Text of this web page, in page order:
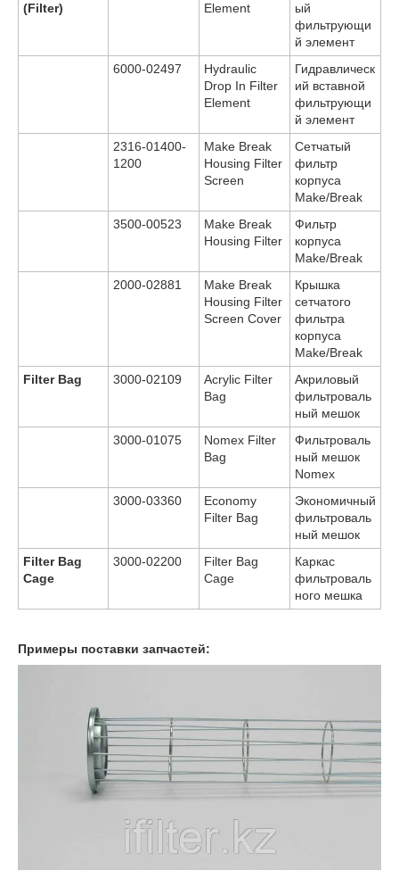
(Filter)
Element
ый
фильтрующи
й элемент
6000-02497
Hydraulic
Drop In Filter
Element
Гидравлическ
ий вставной
фильтрующи
й элемент
2316-01400-
1200
Make Break
Housing Filter
Screen
Сетчатый
фильтр
корпуса
Make/Break
3500-00523
Make Break
Housing Filter
Фильтр
корпуса
Make/Break
2000-02881
Make Break
Housing Filter
Screen Cover
Крышка
сетчатого
фильтра
корпуса
Make/Break
Filter Bag
3000-02109
Acrylic Filter
Bag
Акриловый
фильтроваль
ный мешок
3000-01075
Nomex Filter
Bag
Фильтроваль
ный мешок
Nomex
3000-03360
Economy
Filter Bag
Экономичный
фильтроваль
ный мешок
Filter Bag
Cage
3000-02200
Filter Bag
Cage
Каркас
фильтроваль
ного мешка
Примеры поставки запчастей: